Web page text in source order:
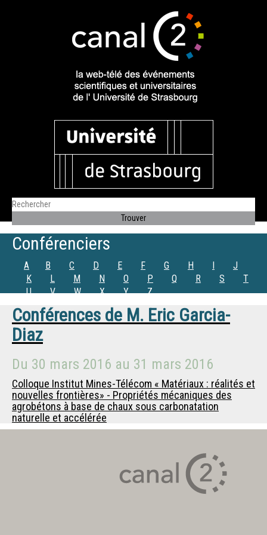
Conférenciers
A B C D E F G H I
J
K
L M N O P Q R S
T
U
V W X Y Z
Conférences de M. Eric Garcia-
Diaz
Du 30 mars 2016 au 31 mars 2016
Colloque Institut Mines-Télécom « Matériaux : réalités et
nouvelles frontières» - Propriétés mécaniques des
agrobétons à base de chaux sous carbonatation
naturelle et accélérée